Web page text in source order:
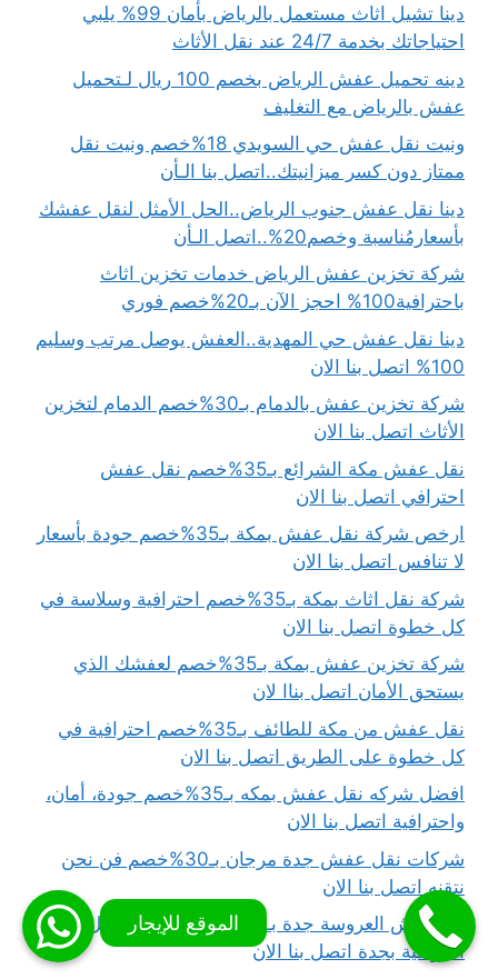
دينا تشيل اثاث مستعمل بالرياض بأمان 99% يلبي
احتياجاتك بخدمة 24/7 عند نقل الأثاث
دينه تحميل عفش الرياض بخصم 100 ريال لـتحميل
عفش بالرياض مع التغليف
ونيت نقل عفش حي السويدي 18%خصم ونيت نقل
ممتاز دون كسر ميزانيتك..اتصل بنا الـأن
دينا نقل عفش جنوب الرياض..الحل الأمثل لنقل عفشك
بأسعارمُناسبة وخصم20%..اتصل الـأن
شركة تخزين عفش الرياض خدمات تخزين اثاث
باحترافية100% احجز الآن بـ20%خصم فوري
دينا نقل عفش حي المهدية..العفش يوصل مرتب وسليم
100% اتصل بنا الان
شركة تخزين عفش بالدمام بـ30%خصم الدمام لتخزين
الأثاث اتصل بنا الان
نقل عفش مكة الشرائع بـ35%خصم نقل عفش
احترافي اتصل بنا الان
ارخص شركة نقل عفش بمكة بـ35%خصم جودة بأسعار
لا تنافس اتصل بنا الان
شركة نقل اثاث بمكة بـ35%خصم احترافية وسلاسة في
كل خطوة اتصل بنا الان
شركة تخزين عفش بمكة بـ35%خصم لعفشك الذي
يستحق الأمان اتصل بناا لان
نقل عفش من مكة للطائف بـ35%خصم احترافية في
كل خطوة على الطريق اتصل بنا الان
افضل شركه نقل عفش بمكه بـ35%خصم جودة، أمان،
واحترافية اتصل بنا الان
شركات نقل عفش جدة مرجان بـ30%خصم فن نحن
نتقنه اتصل بنا الان
نقل دبش العروسة جدة بـ30%خصم خدمات نقل
احترافية بجدة اتصل بنا الان